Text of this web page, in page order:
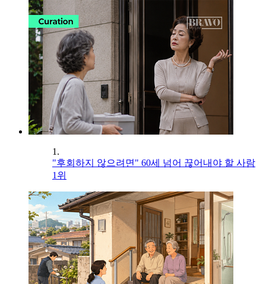
1.
"후회하지 않으려면" 60세 넘어 끊어내야 할 사람
1위